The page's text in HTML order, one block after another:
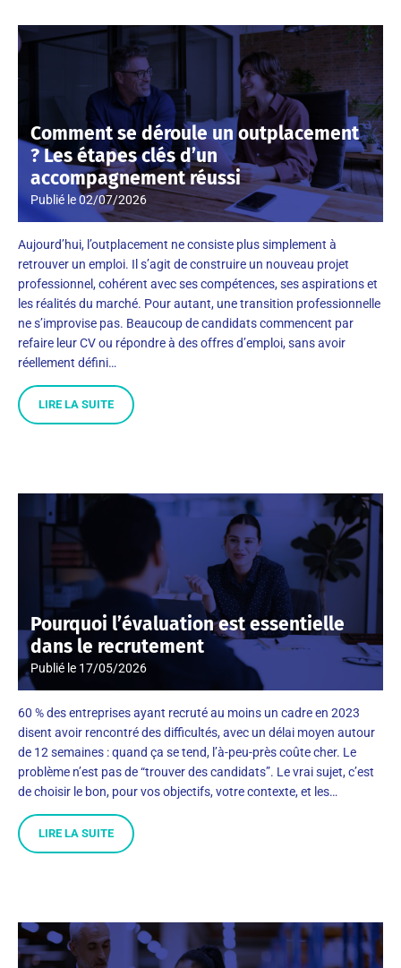
Comment se déroule un outplacement
? Les étapes clés d’un
accompagnement réussi
Publié le02/07/2026
Aujourd’hui, l’outplacement ne consiste plus simplement à
retrouver un emploi. Il s’agit de construire un nouveau projet
professionnel, cohérent avec ses compétences, ses aspirations et
les réalités du marché. Pour autant, une transition professionnelle
ne s’improvise pas. Beaucoup de candidats commencent par
refaire leur CV ou répondre à des offres d’emploi, sans avoir
réellement défini…
LIRE LA SUITE
Pourquoi l’évaluation est essentielle
dans le recrutement
Publié le 17/05/2026
60 % des entreprises ayant recruté au moins un cadre en 2023
disent avoir rencontré des difficultés, avec un délai moyen autour
de 12 semaines : quand ça se tend, l’à-peu-près coûte cher. Le
problème n’est pas de “trouver des candidats”. Le vrai sujet, c’est
de choisir le bon, pour vos objectifs, votre contexte, et les…
LIRE LA SUITE